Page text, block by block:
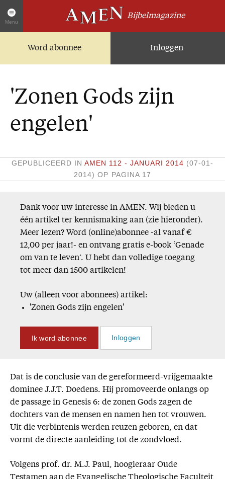
Menu
Bijbelmagazine
Word abonnee Inloggen
Artikelen
Zoek in alle artikelen
Facebook
Over AMEN
Proefnummer AMEN
Steun AMEN
Service
Nabestellen
Vragen en opmerkingen
En verder
'Zonen Gods zijn
engelen'
GEPUBLICEERD IN AMEN 112 - JANUARI 2014 (07-01-
2014) OP PAGINA 17
Dank voor uw interesse in AMEN. Wij bieden u
één artikel ter kennismaking aan (zie hieronder).
Meer lezen? Word (online)abonnee -al vanaf €
12,00 per jaar!- en ontvang gratis e-book ‘Genade
om van te leven’. U hebt dan volledige toegang
tot meer dan 1500 artikelen!
Uw (alleen voor abonnees) artikel:
'Zonen Gods zijn engelen'
Ik word abonnee Inloggen
Dat is de conclusie van de gereformeerd-vrijgemaakte
dominee J.J.T. Doedens. Hij promoveerde onlangs op
de passage in Genesis 6: de zonen Gods zagen de
dochters van de mensen en namen hen tot vrouwen.
Uit die verbintenis werden reuzen geboren, en dat
vormt de directe aanleiding tot de zondvloed.
Volgens prof. dr. M.J. Paul, hoogleraar Oude